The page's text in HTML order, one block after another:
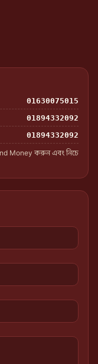
01630075015
01894332092
01894332092
Money করুন এবং নিচে